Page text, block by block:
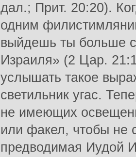
дал.; Прит. 20:20).
одним
выйдешь ты больше с
Израиля» (2 Цар.
услышать такое
светильник угас.
не имеющих
или факел, чтобы не
предводимая Иудой